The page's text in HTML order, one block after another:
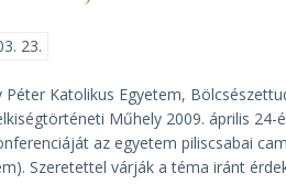
23.
Péter Katolikus Egyetem,
Műhely 2009. április 24-
az egyetem piliscsabai
Szeretettel várják a téma iránt